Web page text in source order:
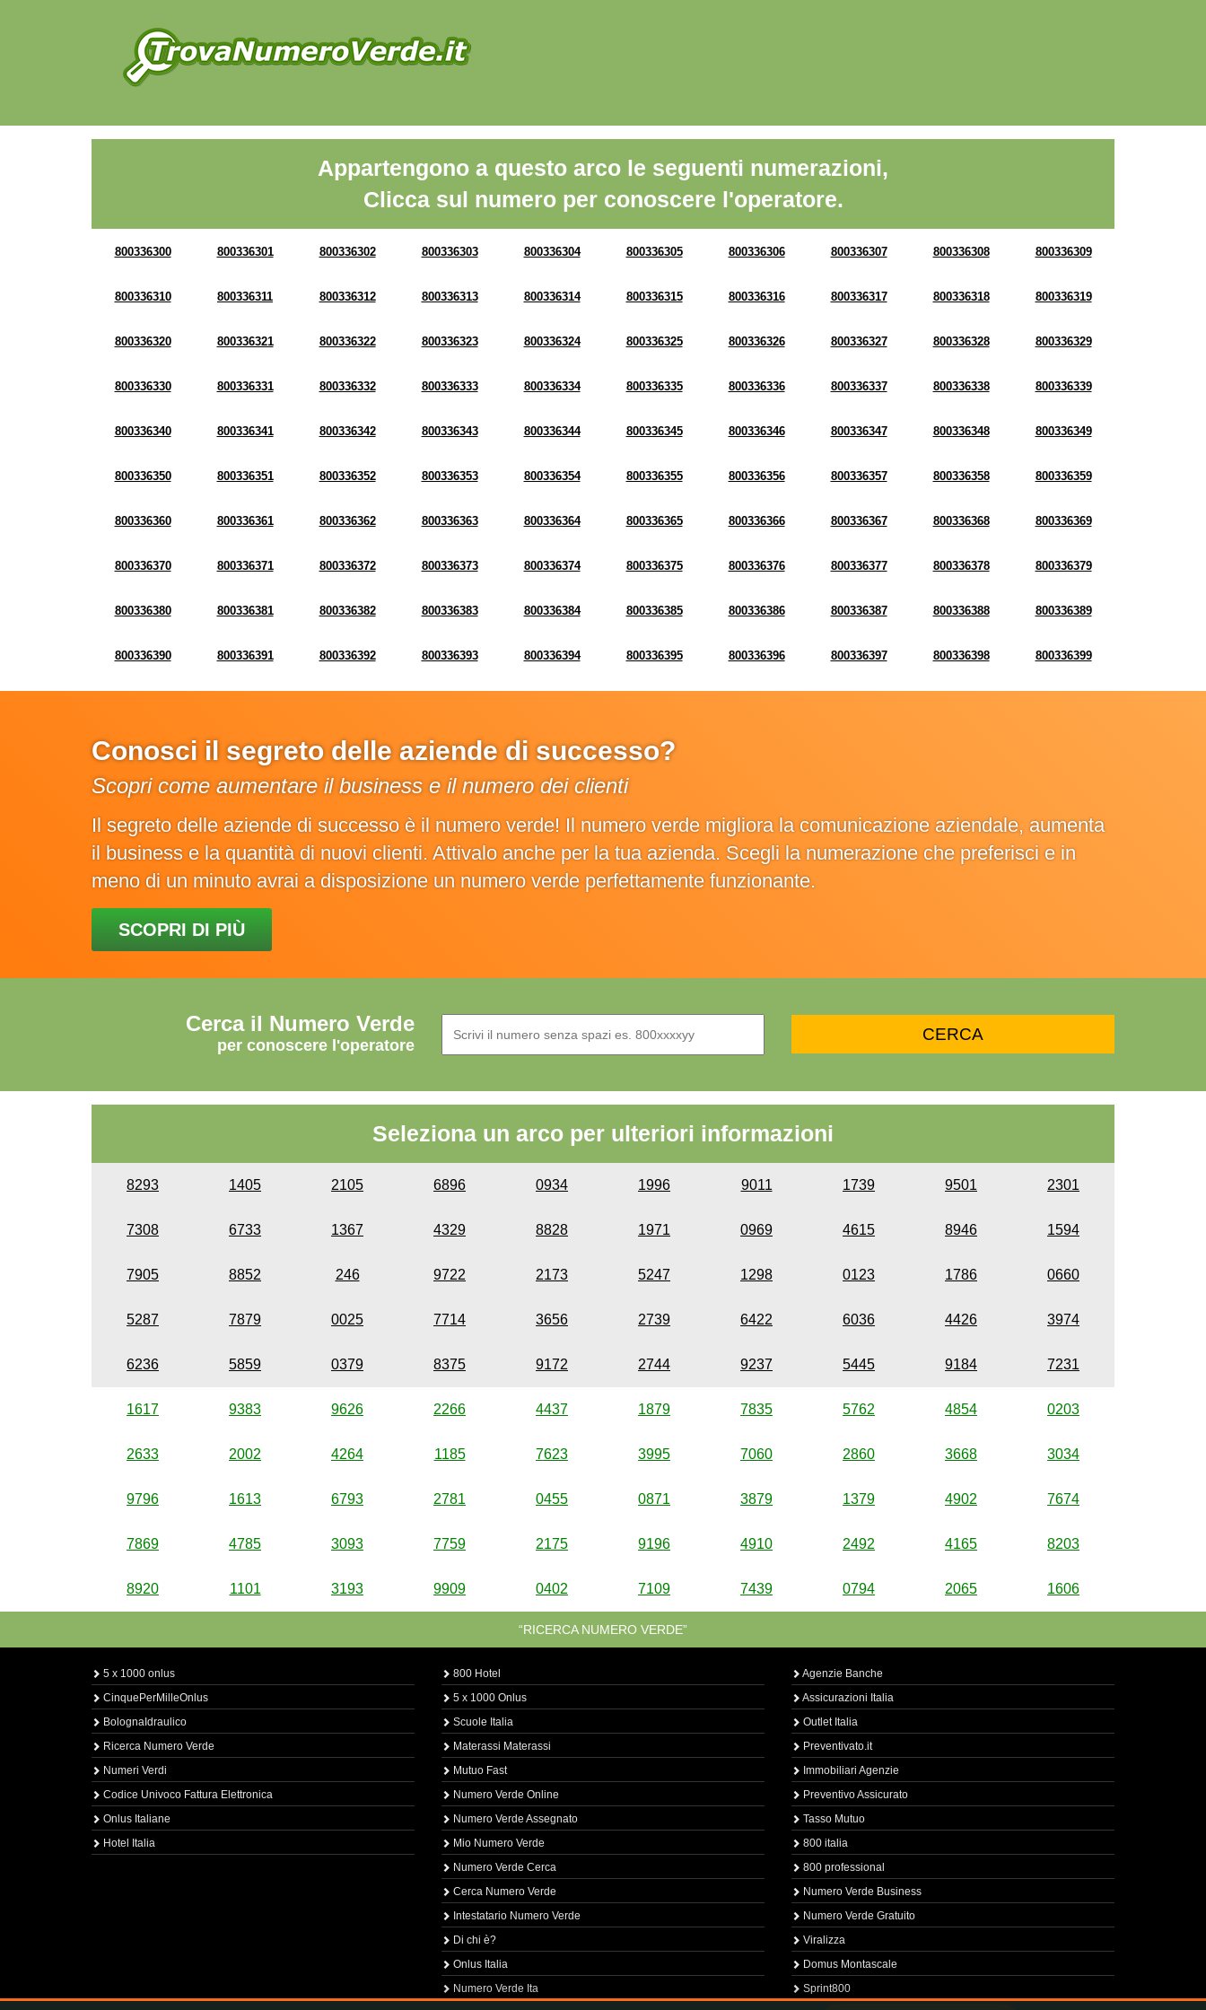
Appartengono a questo arco le seguenti numerazioni,
Clicca sul numero per conoscere l'operatore.
800336300 800336301 800336302 800336303 800336304 800336305 800336306 800336307 800336308 800336309
800336310 800336311 800336312 800336313 800336314 800336315 800336316 800336317 800336318 800336319
800336320 800336321 800336322 800336323 800336324 800336325 800336326 800336327 800336328 800336329
800336330 800336331 800336332 800336333 800336334 800336335 800336336 800336337 800336338 800336339
800336340 800336341 800336342 800336343 800336344 800336345 800336346 800336347 800336348 800336349
800336350 800336351 800336352 800336353 800336354 800336355 800336356 800336357 800336358 800336359
800336360 800336361 800336362 800336363 800336364 800336365 800336366 800336367 800336368 800336369
800336370 800336371 800336372 800336373 800336374 800336375 800336376 800336377 800336378 800336379
800336380 800336381 800336382 800336383 800336384 800336385 800336386 800336387 800336388 800336389
800336390 800336391 800336392 800336393 800336394 800336395 800336396 800336397 800336398 800336399
Conosci il segreto delle aziende di successo?
Scopri come aumentare il business e il numero dei clienti
Il segreto delle aziende di successo è il numero verde! Il numero verde migliora la comunicazione aziendale, aumenta
il business e la quantità di nuovi clienti. Attivalo anche per la tua azienda. Scegli la numerazione che preferisci e in
meno di un minuto avrai a disposizione un numero verde perfettamente funzionante.
SCOPRI DI PIÙ
Cerca il Numero Verde
per conoscere l'operatore
Seleziona un arco per ulteriori informazioni
8293 1405 2105 6896 0934 1996 9011 1739 9501 2301
7308 6733 1367 4329 8828 1971 0969 4615 8946 1594
7905 8852 246 9722 2173 5247 1298 0123 1786 0660
5287 7879 0025 7714 3656 2739 6422 6036 4426 3974
6236 5859 0379 8375 9172 2744 9237 5445 9184 7231
1617 9383 9626 2266 4437 1879 7835 5762 4854 0203
2633 2002 4264 1185 7623 3995 7060 2860 3668 3034
9796 1613 6793 2781 0455 0871 3879 1379 4902 7674
7869 4785 3093 7759 2175 9196 4910 2492 4165 8203
8920 1101 3193 9909 0402 7109 7439 0794 2065 1606
“RICERCA NUMERO VERDE”
5 x 1000 onlus
CinquePerMilleOnlus
BolognaIdraulico
Ricerca Numero Verde
Numeri Verdi
Codice Univoco Fattura Elettronica
Onlus Italiane
Hotel Italia
800 Hotel
5 x 1000 Onlus
Scuole Italia
Materassi Materassi
Mutuo Fast
Numero Verde Online
Numero Verde Assegnato
Mio Numero Verde
Numero Verde Cerca
Cerca Numero Verde
Intestatario Numero Verde
Di chi è?
Onlus Italia
Numero Verde Ita
Agenzie Banche
Assicurazioni Italia
Outlet Italia
Preventivato.it
Immobiliari Agenzie
Preventivo Assicurato
Tasso Mutuo
800 italia
800 professional
Numero Verde Business
Numero Verde Gratuito
Viralizza
Domus Montascale
Sprint800